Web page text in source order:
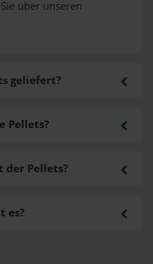
über unseren
geliefert?
es?
Pellets?
der Pellets?